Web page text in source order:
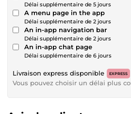
Délai supplémentaire de 5 jours
A menu page in the app
Délai supplémentaire de 2 jours
An in-app navigation bar
Délai supplémentaire de 2 jours
An in-app chat page
Délai supplémentaire de 6 jours
Livraison express disponible EXPRESS
Vous pouvez choisir un délai plus